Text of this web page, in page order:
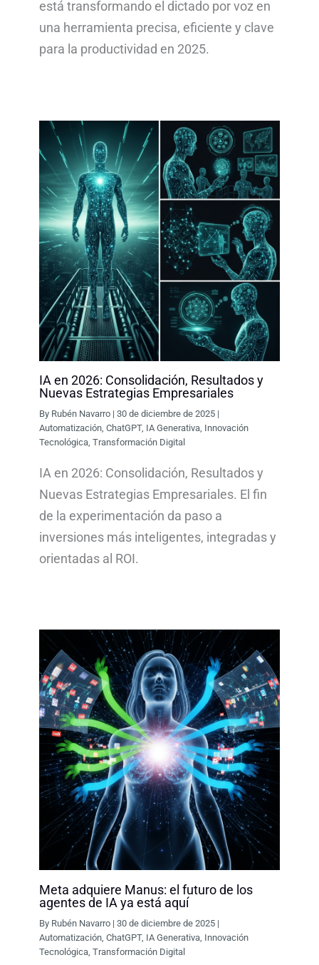
está transformando el dictado por voz en
una herramienta precisa, eficiente y clave
para la productividad en 2025.
IA en 2026: Consolidación, Resultados y
Nuevas Estrategias Empresariales
By Rubén Navarro |30 de diciembre de 2025 |
Automatización ,ChatGPT, IA Generativa Innovación
Tecnológica ,Transformación Digital
IA en 2026: Consolidación, Resultados y
Nuevas Estrategias Empresariales. El fin
de la experimentación da paso a
inversiones más inteligentes, integradas y
orientadas al ROI.
Meta adquiere Manus: el futuro de los
agentes de IA ya está aquí
By Rubén Navarro |30 de diciembre de 2025 |
Automatización ,ChatGPT, IA Generativa Innovación
Tecnológica ,Transformación Digital